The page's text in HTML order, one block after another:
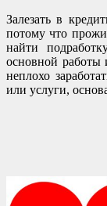
Залезать в
потому что
найти
основной работы
неплохо
или услуги,